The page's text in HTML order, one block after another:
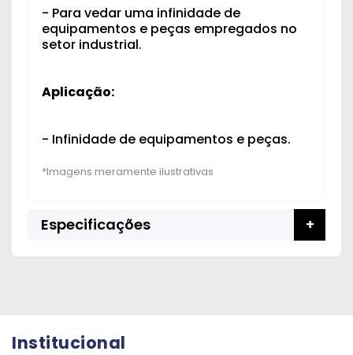
- Para vedar uma infinidade de
equipamentos e peças empregados no
setor industrial.
Aplicação:
- Infinidade de equipamentos e peças.
Especificações
Institucional